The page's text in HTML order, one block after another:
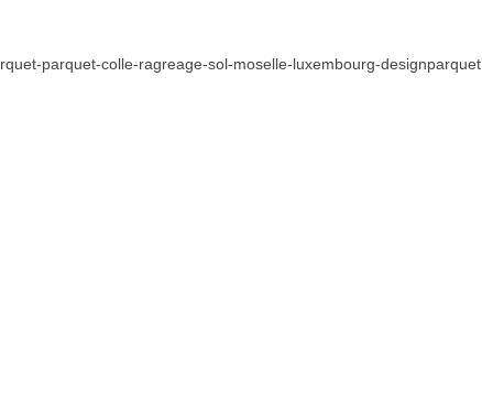
parquet-colle-ragreage-sol-moselle-luxembourg-designparquet